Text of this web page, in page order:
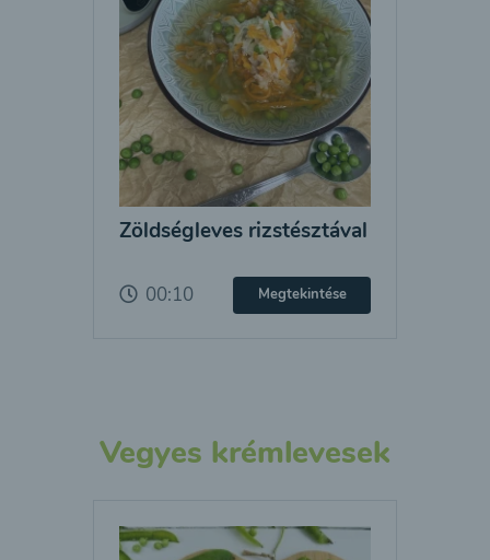
Zöldségleves rizstésztával
00:10 Megtekintése
Vegyes krémlevesek